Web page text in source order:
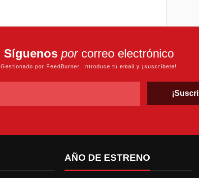
Síguenos porcorreo electrónico
Gestionado por FeedBurner. Introduce tu email y ¡suscríbete!
AÑO DE ESTRENO